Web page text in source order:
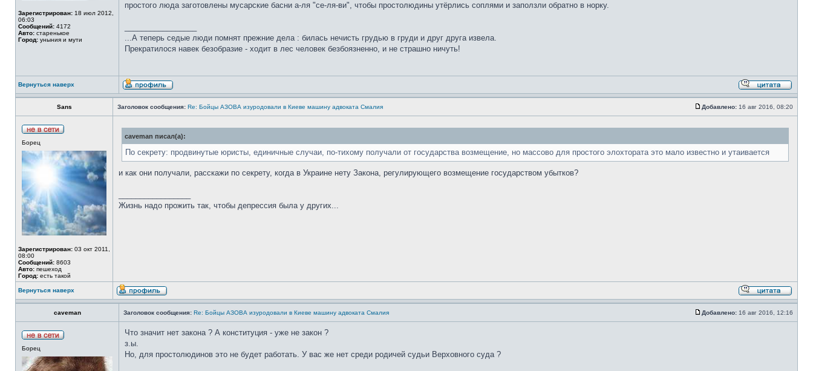
Зарегистрирован: 18 июл 2012,
06:03
Сообщений: 4172
Авто: старенькое
Город: уныния и мути
простого люда заготовлены мусарские басни а-ля "се-ля-ви", чтобы простолюдины утёрлись соплями и заползли обратно в норку.
...А теперь седые люди помнят прежние дела : билась нечисть грудью в груди и друг друга извела.
Прекратилося навек безобразие - ходит в лес человек безбоязненно, и не страшно ничуть!
Вернуться наверх
Sans Заголовок сообщения: Re: Бойцы АЗОВА изуродовали в Киеве машину адвоката Смалия Добавлено: 16 авг 2016, 08:20
Борец
Зарегистрирован: 03 окт 2011,
08:00
Сообщений: 8603
Авто: пешеход
Город: есть такой
caveman писал(а):
По секрету: продвинутые юристы, единичные случаи, по-тихому получали от государства возмещение, но массово для простого элохтората это мало известно и утаивается
и как они получали, расскажи по секрету, когда в Украине нету Закона, регулирующего возмещение государством убытков?
Жизнь надо прожить так, чтобы депрессия была у других...
Вернуться наверх
caveman Заголовок сообщения: Re: Бойцы АЗОВА изуродовали в Киеве машину адвоката Смалия Добавлено: 16 авг 2016, 12:16
Борец
Что значит нет закона ? А конституция - уже не закон ?
з.ы.
Но, для простолюдинов это не будет работать. У вас же нет среди родичей судьи Верховного суда ?